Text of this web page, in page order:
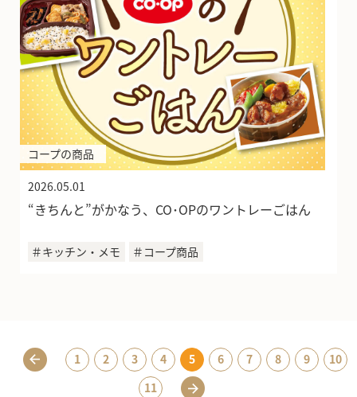
コープの商品
2026.05.01
“きちんと”がかなう、CO･OPのワントレーごはん
＃キッチン・メモ ＃コープ商品
1 2 3 4 5 6 7 8 9
10
11